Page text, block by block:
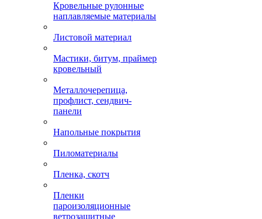
Кровельные рулонные
наплавляемые материалы
Листовой материал
Мастики, битум, праймер
кровельный
Металлочерепица,
профлист, сендвич-
панели
Напольные покрытия
Пиломатериалы
Пленка, скотч
Пленки
пароизоляционные
ветрозащитные